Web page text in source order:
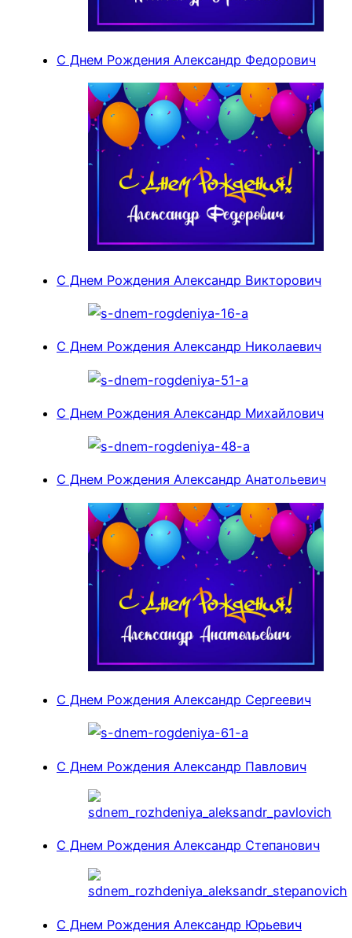
С Днем Рождения Александр Федорович
С Днем Рождения Александр Викторович
С Днем Рождения Александр Николаевич
С Днем Рождения Александр Михайлович
С Днем Рождения Александр Анатольевич
С Днем Рождения Александр Сергеевич
С Днем Рождения Александр Павлович
С Днем Рождения Александр Степанович
С Днем Рождения Александр Юрьевич